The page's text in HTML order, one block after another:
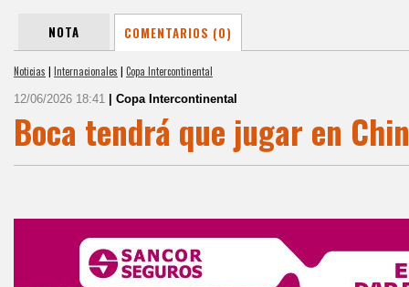
NOTA COMENTARIOS (0)
Noticias | Internacionales | Copa Intercontinental
12/06/2026 18:41 | Copa Intercontinental
Boca tendrá que jugar en